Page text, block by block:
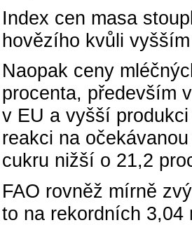
Index cen masa
hovězího kvůli
Naopak ceny
procenta, především
v EU a vyšší
reakci na
cukru nižší o 21,2
FAO rovněž mírně
to na rekordních 3,04